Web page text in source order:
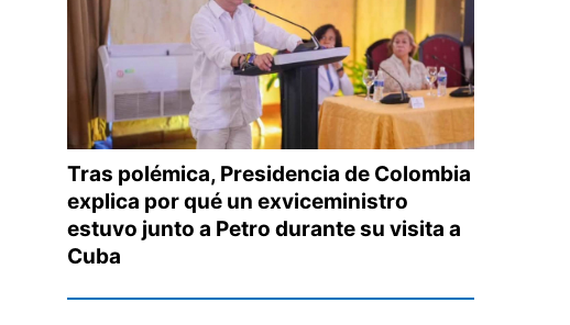
Tras polémica, Presidencia de Colombia
explica por qué un exviceministro
estuvo junto a Petro durante su visita a
Cuba